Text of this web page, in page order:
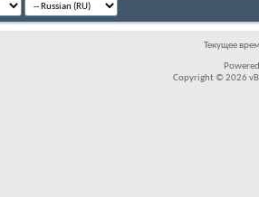
Текущее
Copyright © 2026